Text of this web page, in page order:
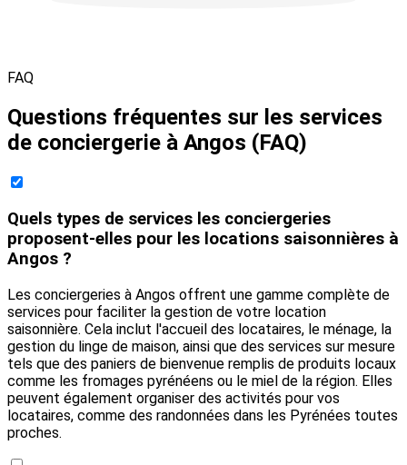
FAQ
Questions fréquentes sur les services
de conciergerie à Angos (FAQ)
Quels types de services les conciergeries
proposent-elles pour les locations saisonnières à
Angos ?
Les conciergeries à Angos offrent une gamme complète de
services pour faciliter la gestion de votre location
saisonnière. Cela inclut l'accueil des locataires, le ménage, la
gestion du linge de maison, ainsi que des services sur mesure
tels que des paniers de bienvenue remplis de produits locaux
comme les fromages pyrénéens ou le miel de la région. Elles
peuvent également organiser des activités pour vos
locataires, comme des randonnées dans les Pyrénées toutes
proches.